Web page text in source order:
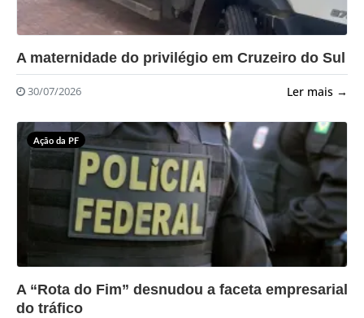
?>
A maternidade do privilégio em Cruzeiro do Sul
30/07/2026 Ler mais →
Ação da PF
?>
A “Rota do Fim” desnudou a faceta empresarial
do tráfico